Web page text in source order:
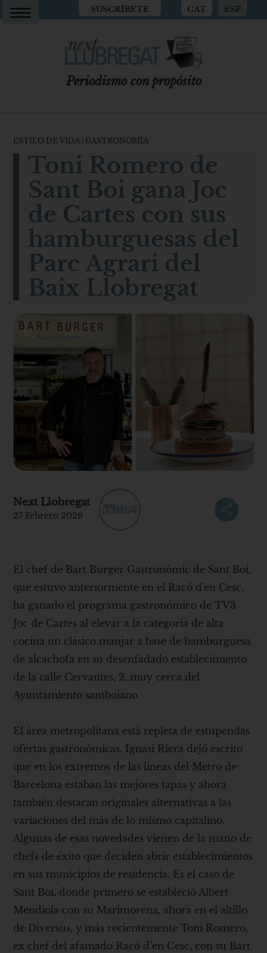
SUSCRÍBETE CAT ESP
Periodismo con propósito
ESTILO DE VIDA GASTRONOMÍA
Toni Romero de
Sant Boi gana Joc
de Cartes con sus
hamburguesas del
Parc Agrari del
Baix Llobregat
Next Llobregat
27 Febrero 2026
El chef de Bart Burger Gastronòmic de Sant Boi,
que estuvo anteriormente en el Racó d'en Cesc,
ha ganado el programa gastronómico de TV3
Joc de Cartes al elevar a la categoría de alta
cocina un clásico manjar a base de hamburguesa
de alcachofa en su desenfadado establecimiento
de la calle Cervantes, 2, muy cerca del
Ayuntamiento santboiano
El área metropolitana está repleta de estupendas
ofertas gastronómicas. Ignasi Riera dejó escrito
que en los extremos de las líneas del Metro de
Barcelona estaban las mejores tapas y ahora
también destacan originales alternativas a las
variaciones del más de lo mismo capitalino.
Algunas de esas novedades vienen de la mano de
chefs de éxito que deciden abrir establecimientos
en sus municipios de residencia. Es el caso de
Sant Boi, donde primero se estableció Albert
Mendiola con su Marimorena, ahora en el altillo
de Diversus, y más recientemente Toni Romero,
ex chef del afamado Racó d’en Cesc, con su Bart